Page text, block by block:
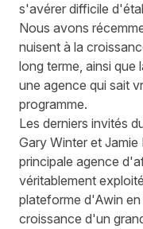
s'avérer difficile
Nous avons
nuisent à la
long terme, ainsi
une agence qui sait
programme.
Les derniers invités
Gary Winter et
principale agence
véritablement
plateforme d'Awin
croissance d'un